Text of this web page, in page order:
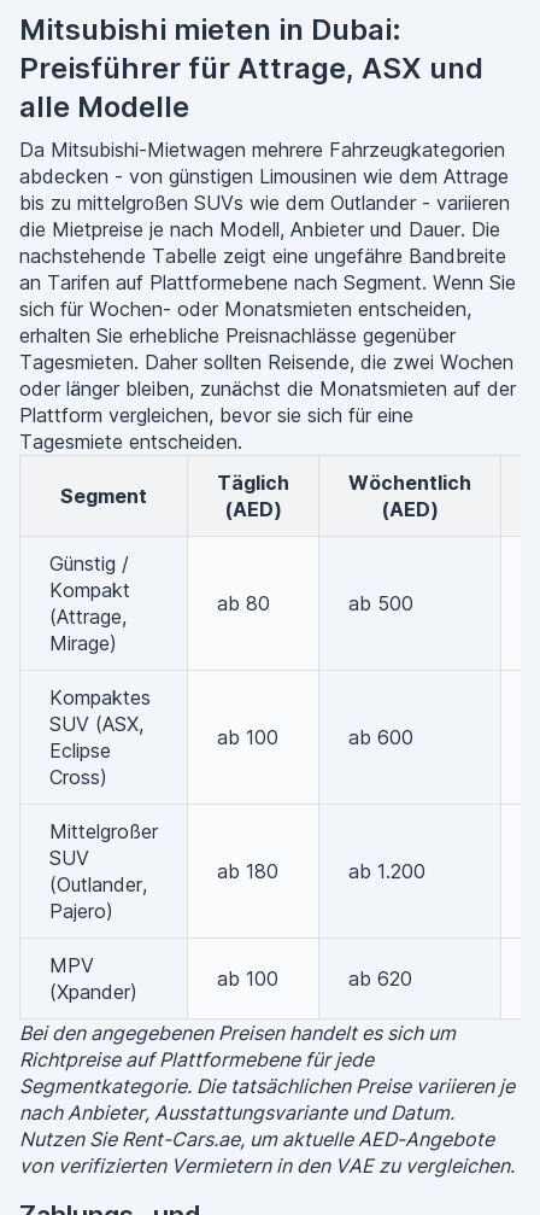
Mitsubishi mieten in Dubai:
Preisführer für Attrage, ASX und
alle Modelle
Da Mitsubishi-Mietwagen mehrere Fahrzeugkategorien
abdecken - von günstigen Limousinen wie dem Attrage
bis zu mittelgroßen SUVs wie dem Outlander - variieren
die Mietpreise je nach Modell, Anbieter und Dauer. Die
nachstehende Tabelle zeigt eine ungefähre Bandbreite
an Tarifen auf Plattformebene nach Segment. Wenn Sie
sich für Wochen- oder Monatsmieten entscheiden,
erhalten Sie erhebliche Preisnachlässe gegenüber
Tagesmieten. Daher sollten Reisende, die zwei Wochen
oder länger bleiben, zunächst die Monatsmieten auf der
Plattform vergleichen, bevor sie sich für eine
Tagesmiete entscheiden.
Segment
Täglich
(AED)
Wöchentlich
(AED)
Günstig /
Kompakt
(Attrage,
Mirage)
ab 80 ab 500
Kompaktes
SUV (ASX,
Eclipse
Cross)
ab 100 ab 600
Mittelgroßer
SUV
(Outlander,
Pajero)
ab 180 ab 1.200
MPV
(Xpander)
ab 100 ab 620
Bei den angegebenen Preisen handelt es sich um
Richtpreise auf Plattformebene für jede
Segmentkategorie. Die tatsächlichen Preise variieren je
nach Anbieter, Ausstattungsvariante und Datum.
Nutzen Sie Rent-Cars.ae, um aktuelle AED-Angebote
von verifizierten Vermietern in den VAE zu vergleichen.